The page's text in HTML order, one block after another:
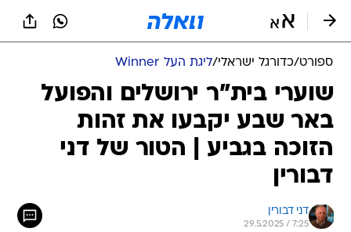
ספורט/כדורגל ישראלי/ליגת העל Winner
שוערי בית"ר ירושלים והפועל
באר שבע יקבעו את זהות
הזוכה בגביע | הטור של דני
דבורין
דני דבורין
29.5.2025 / 7:25